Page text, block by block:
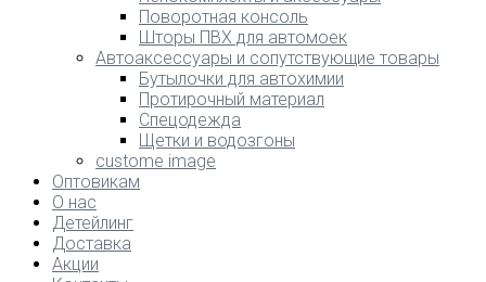
Поворотная консоль
Шторы ПВХ для автомоек
Автоаксессуары и сопутствующие товары
Бутылочки для автохимии
Протирочный материал
Спецодежда
Щетки и водозгоны
custome image
Оптовикам
О нас
Детейлинг
Доставка
Акции